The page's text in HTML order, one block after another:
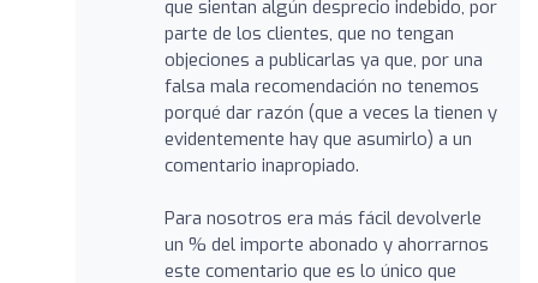
que sientan algún desprecio indebido, por
parte de los clientes, que no tengan
objeciones a publicarlas ya que, por una
falsa mala recomendación no tenemos
porqué dar razón (que a veces la tienen y
evidentemente hay que asumirlo) a un
comentario inapropiado.
Para nosotros era más fácil devolverle
un % del importe abonado y ahorrarnos
este comentario que es lo único que